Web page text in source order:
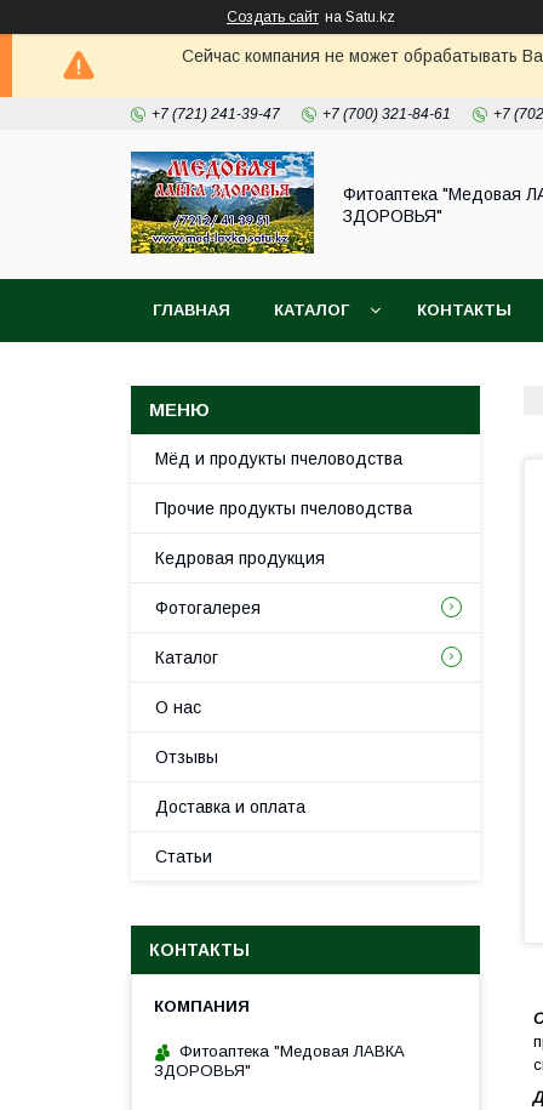
Создать сайт на Satu.kz
Сейчас компания не может обрабатывать
+7 (721) 241-39-47 +7 (700) 321-84-61 +7
Фитоаптека "Медовая
ЗДОРОВЬЯ"
ГЛАВНАЯ КАТАЛОГ КОНТАКТЫ
Мёд и продукты пчеловодства
Прочие продукты пчеловодства
Кедровая продукция
Фотогалерея
Каталог
О нас
Отзывы
Доставка и оплата
Статьи
КОНТАКТЫ
Фитоаптека "Медовая ЛАВКА
ЗДОРОВЬЯ"